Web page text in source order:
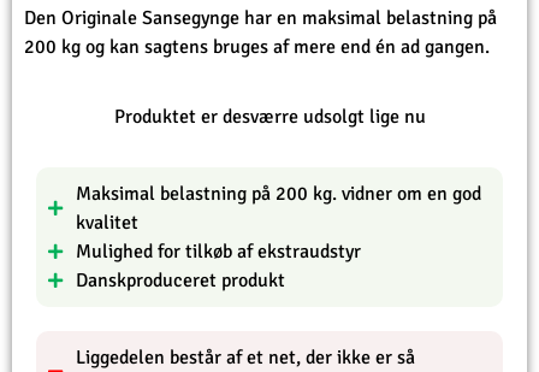
Den Originale Sansegynge har en maksimal belastning på
200 kg og kan sagtens bruges af mere end én ad gangen.
Produktet er desværre udsolgt lige nu
Maksimal belastning på 200 kg. vidner om en god
kvalitet
Mulighed for tilkøb af ekstraudstyr
Danskproduceret produkt
Liggedelen består af et net, der ikke er så